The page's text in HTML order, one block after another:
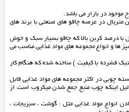
موجود در بازار می باشد.
متریال در عرصه چاقو های صنعتی با برند های
درصد کربن بالا که چاقو بسیار سبک و خوش
ها و انواع مجموعه های مواد غذایی مناسب می
فشرده با کیفیت ) ساخته شده که هنگام کار
چوبی در اکثر مجموعه های مواد غذایی قابل
اینکه چوب منبع جمع شدن میکروب است از
انواع مواد غذایی مثل : گوشت ، سبزیجات ،